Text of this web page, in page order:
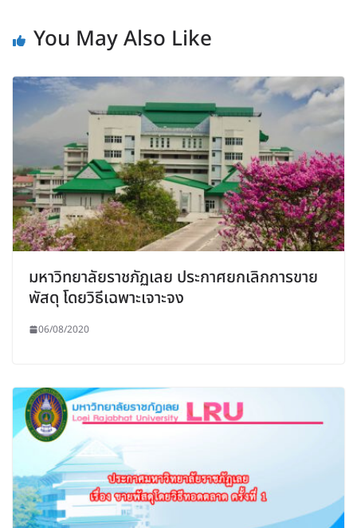
You May Also Like
มหาวิทยาลัยราชภัฏเลย ประกาศยกเลิกการขาย
พัสดุ โดยวิธีเฉพาะเจาะจง
06/08/2020